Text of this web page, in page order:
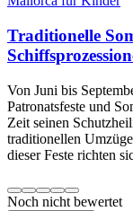
Traditionelle
Von Juni bis
Patronatsfeste und
Zeit seinen
traditionellen
dieser Feste richten
Noch nicht bewertet